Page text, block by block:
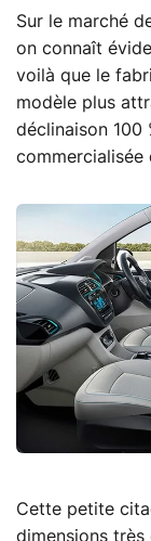
Sur le marché
on connaît
voilà que le
modèle plus
déclinaison 100
commercialisée
Cette petite
dimensions